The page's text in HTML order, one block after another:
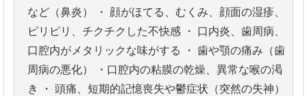
など（鼻炎）
・ 顔がほてる、むくみ、顔面の湿疹、
ピリピリ、チクチクした不快感 ・ 口内炎、歯周病、
口腔内がメタリックな味がする
・ 歯や顎の痛み（歯
周病の悪化）
・口腔内の粘膜の乾燥、異常な喉の渇
き
・ 頭痛、短期的記憶喪失や鬱症状（突然の失神）